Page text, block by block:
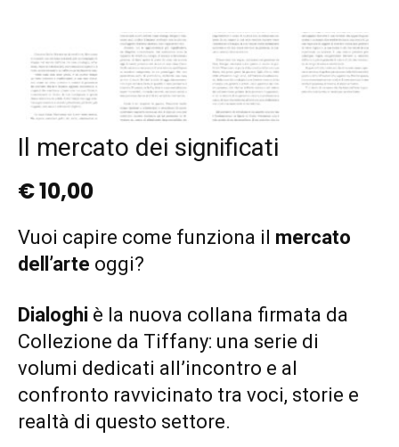
Il mercato dei significati
€10,00
Vuoi capire come funziona il mercato
dell’arte oggi?
Dialoghi è la nuova collana firmata da
Collezione da Tiffany: una serie di
volumi dedicati all’incontro e al
confronto ravvicinato tra voci, storie e
realtà di questo settore.